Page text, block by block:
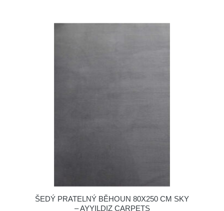
ŠEDÝ PRATELNÝ BĚHOUN 80X250 CM SKY
– AYYILDIZ CARPETS